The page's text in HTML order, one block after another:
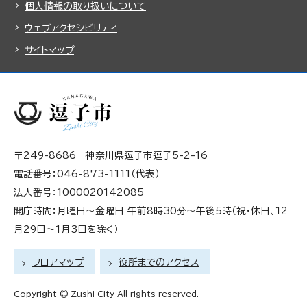
個人情報の取り扱いについて
ウェブアクセシビリティ
サイトマップ
〒249-8686 神奈川県逗子市逗子5-2-16
電話番号：046-873-1111（代表）
法人番号：1000020142085
開庁時間：月曜日～金曜日 午前8時30分～午後5時（祝・休日、12
月29日～1月3日を除く）
フロアマップ 役所までのアクセス
Copyright © Zushi City All rights reserved.